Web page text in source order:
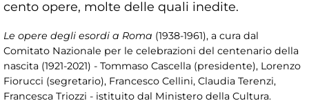
cento opere, molte delle quali inedite.
Le opere degli esordi a Roma (1938-1961), a cura dal
Comitato Nazionale per le celebrazioni del centenario della
nascita (1921-2021) - Tommaso Cascella (presidente), Lorenzo
Fiorucci (segretario), Francesco Cellini, Claudia Terenzi,
Francesca Triozzi - istituito dal Ministero della Cultura.